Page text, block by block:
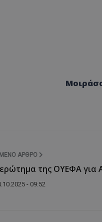
ΆΡΘΡΟ
της ΟΥΕΦΑ για
- 09:52